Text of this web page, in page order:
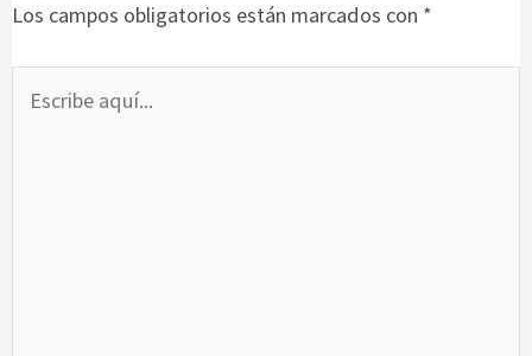
Los campos obligatorios están marcados con *